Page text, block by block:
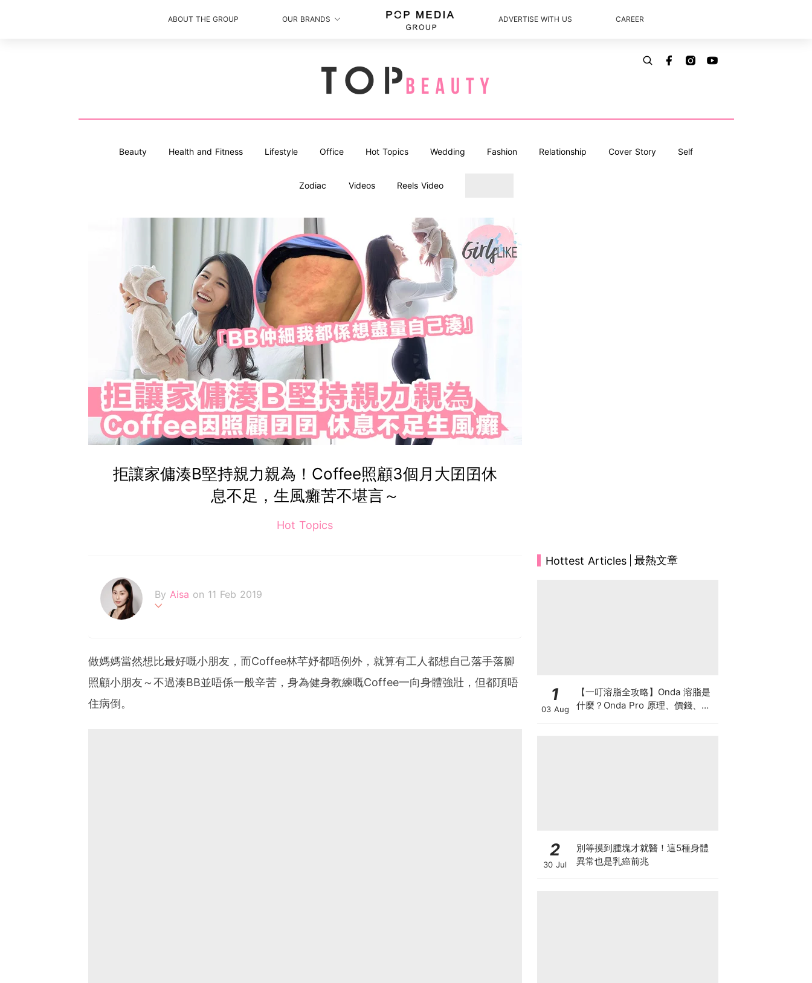
ABOUT THE GROUP OUR BRANDS ADVERTISE WITH US CAREER
Beauty Health and Fitness Lifestyle Office Hot Topics Wedding Fashion Relationship Cover Story Self
Zodiac Videos Reels Video
拒讓家傭湊B堅持親力親為！Coffee照顧3個月大囝囝休
息不足，生風癱苦不堪言～
Hot Topics
By Aisa on 11 Feb 2019
做媽媽當然想比最好嘅小朋友，而Coffee林芊妤都唔例外，就算有工人都想自己落手落腳
照顧小朋友～不過湊BB並唔係一般辛苦，身為健身教練嘅Coffee一向身體強壯，但都頂唔
住病倒。
Hottest Articles 最熱文章
1
03 Aug
【一叮溶脂全攻略】Onda 溶脂是
什麼？Onda Pro 原理、價錢、次
2
30 Jul
別等摸到腫塊才就醫！這5種身體
異常也是乳癌前兆